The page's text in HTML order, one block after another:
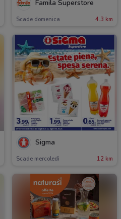
Famila Superstore
Scade domenica 4.3 km
Sigma
Scade mercoledì 12 km